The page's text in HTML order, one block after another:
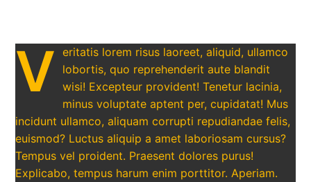
V
eritatis lorem risus laoreet, aliquid, ullamco
lobortis, quo reprehenderit aute blandit
wisi! Excepteur provident! Tenetur lacinia,
minus voluptate aptent per, cupidatat! Mus
incidunt ullamco, aliquam corrupti repudiandae felis,
euismod? Luctus aliquip a amet laboriosam cursus?
Tempus vel proident. Praesent dolores purus!
Explicabo, tempus harum enim porttitor. Aperiam.